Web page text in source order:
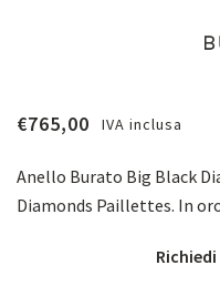
€765,00 IVA inclusa
Anello Burato Big Black
Diamonds Paillettes. In